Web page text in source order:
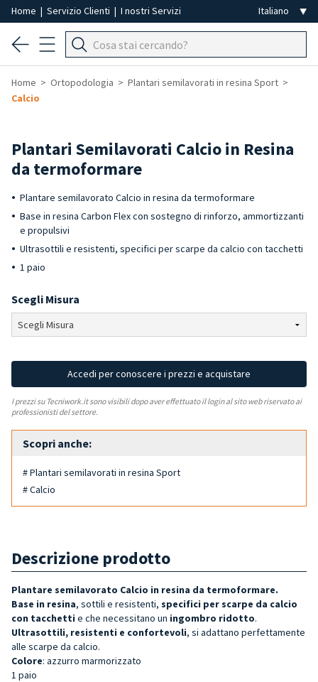
Home | Servizio Clienti | I nostri Servizi
Home Ortopodologia
Plantari semilavorati in resina Sport
Calcio
Plantari Semilavorati Calcio in Resina
da termoformare
Plantare semilavorato Calcio in resina da termoformare
Base in resina Carbon Flex con sostegno di rinforzo, ammortizzanti
e propulsivi
Ultrasottili e resistenti, specifici per scarpe da calcio con tacchetti
1 paio
Scegli Misura
Accedi per conoscere i prezzi e acquistare
I prezzi su Tecniwork.it sono visibili dopo aver effettuato il login al sito web riservato ai
professionisti del settore.
Scopri anche:
# Plantari semilavorati in resina Sport
# Calcio
Descrizione prodotto
Plantare semilavorato Calcio in resina da termoformare.
Base in resina, sottili e resistenti, specifici per scarpe da calcio
con tacchetti e che necessitano un ingombro ridotto.
Ultrasottili, resistenti e confortevoli, si adattano perfettamente
alle scarpe da calcio.
Colore: azzurro marmorizzato
1 paio